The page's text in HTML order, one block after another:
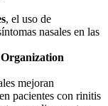
, el uso de
nasales en las
mejoran
en pacientes con rinitis